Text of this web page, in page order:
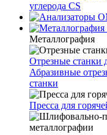
углерода CS
Металлография
Отрезные станки
Абразивные
станки
Пресса для